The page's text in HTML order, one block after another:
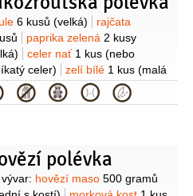
6 kusů (velká)
rajčata
paprika zelená 2 kusy
celer nať 1 kus (nebo
celer)
zelí bílé 1 kus (malá
bujon1 kostka
(nemusí
sůl pepř bylinky
polévka
hovězí maso 500 gramů